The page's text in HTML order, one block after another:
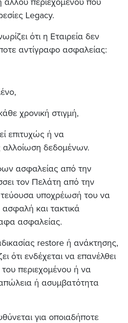
Legacy.
ότι η Εταιρεία δεν
αντίγραφο ασφαλείας:
χρονική στιγμή,
επιτυχώς ή να
αλλοίωση δεδομένων.
ασφαλείας από την
τον Πελάτη από την
υποχρέωσή του να
ασφαλή και τακτικά
ασφαλείας.
restore ή ανάκτησης,
ότι ενδέχεται να επανέλθει
περιεχομένου ή να
ή ασυμβατότητα
για οποιαδήποτε